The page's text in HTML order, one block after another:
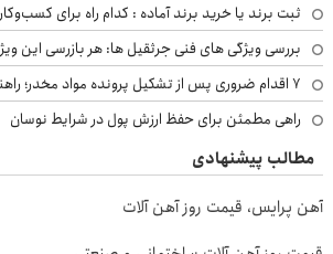
ثبت برند یا خرید برند آماده : کدام راه برای
بررسی ویژگی های فنی جرثقیل ها: هر بازرسی این
۷ اقدام ضروری پس از تشکیل پرونده مواد مخدر؛ راهنمای خانواده‌ها
راهی مطمئن برای حفظ ارزش پول در شرایط نوسان
مطالب پیشنهادی
آهن پرایس، قیمت روز آهن آلات